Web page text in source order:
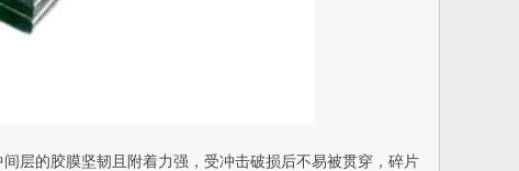
层的胶膜坚韧且附着力强，受冲击破损后不易被贯穿，碎片